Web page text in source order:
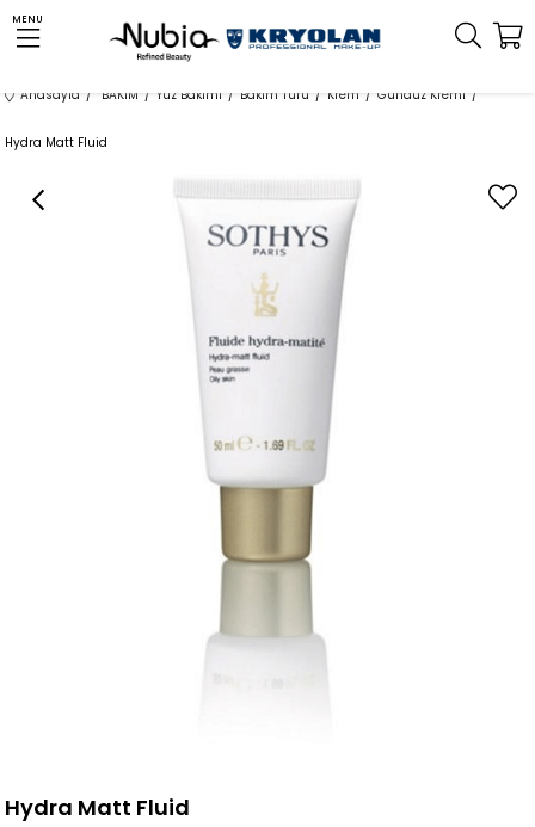
MENU
Anasayfa BAKIM Yüz Bakımı Bakım Türü Krem Gündüz Kremi
Hydra Matt Fluid
Hydra Matt Fluid